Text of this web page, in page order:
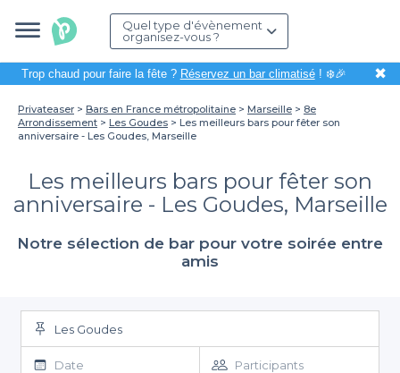
Quel type d'évènement
organisez-vous ?
Trop chaud pour faire la fête ? Réservez un bar climatisé! ❄️🎉 ✖
Privateaser Bars en France métropolitaine Marseille
8e
Arrondissement
Les Goudes
Les meilleurs bars pour fêter son
anniversaire - Les Goudes, Marseille
Les meilleurs bars pour fêter son
anniversaire - Les Goudes, Marseille
Notre sélection de bar pour votre soirée entre
amis
Les Goudes
Date Participants